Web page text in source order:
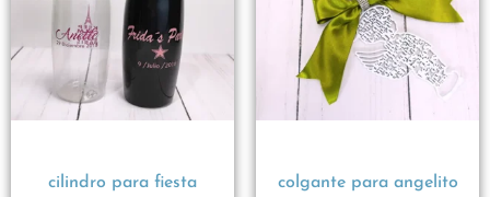
cilindro para fiesta colgante para angelito